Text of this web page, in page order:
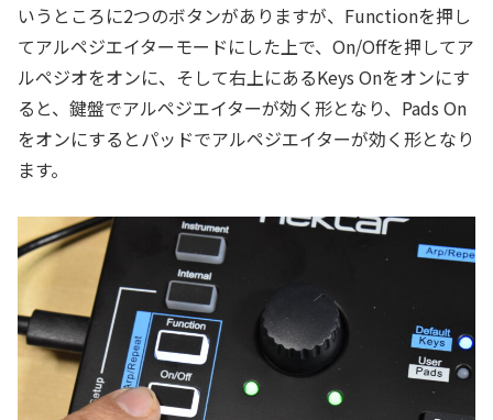
いうところに2つのボタンがありますが、Functionを押し
てアルペジエイターモードにした上で、On/Offを押してア
ルペジオをオンに、そして右上にあるKeys Onをオンにす
ると、鍵盤でアルペジエイターが効く形となり、Pads On
をオンにするとパッドでアルペジエイターが効く形となり
ます。